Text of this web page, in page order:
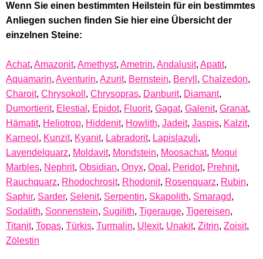
Wenn Sie einen bestimmten Heilstein für ein bestimmtes
Anliegen suchen finden Sie hier eine Übersicht der
einzelnen Steine:
Achat, Amazonit, Amethyst, Ametrin, Andalusit, Apatit,
Aquamarin, Aventurin, Azurit, Bernstein, Beryll , Chalzedon,
Charoit, Chrysokoll , Chrysopras, Danburit, Diamant,
Dumortierit, Elestial , Epidot, Fluorit, Gagat, Galenit, Granat,
Hämatit, Heliotrop, Hiddenit, Howlith, Jadeit, Jaspis, Kalzit,
Karneol , Kunzit, Kyanit, Labradorit, Lapislazuli,
Lavendelquarz, Moldavit, Mondstein, Moosachat, Moqui
Marbles, Nephrit, Obsidian, Onyx, Opal , Peridot, Prehnit,
Rauchquarz, Rhodochrosit, Rhodonit, Rosenquarz, Rubin,
Saphir, Sarder, Selenit, Serpentin, Skapolith, Smaragd,
Sodalith, Sonnenstein, Sugilith, Tigerauge, Tigereisen,
Titanit, Topas, Türkis, Turmalin, Ulexit, Unakit, Zitrin, Zoisit,
Zölestin